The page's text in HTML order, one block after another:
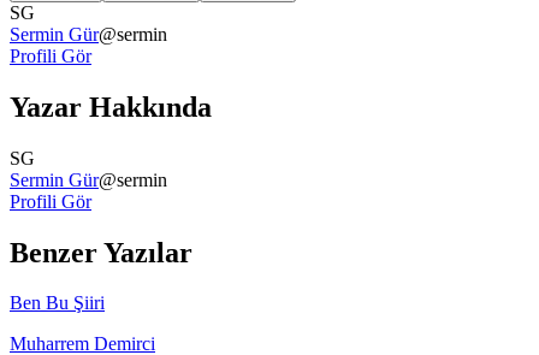
SG
Sermin Gür@sermin
Profili Gör
Yazar Hakkında
SG
Sermin Gür@sermin
Profili Gör
Benzer Yazılar
Ben Bu Şiiri
Muharrem Demirci